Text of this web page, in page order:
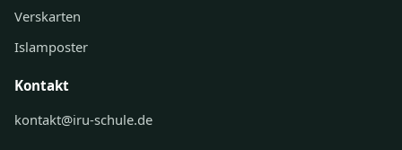
Verskarten
Islamposter
Kontakt
kontakt@iru-schule.de